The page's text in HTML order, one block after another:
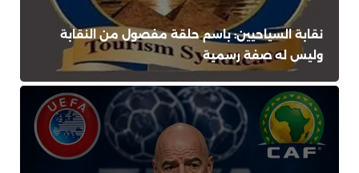
نقابة السياحيين: باسم حلقة مفصول من النقابة
وليس له صفة رسمية